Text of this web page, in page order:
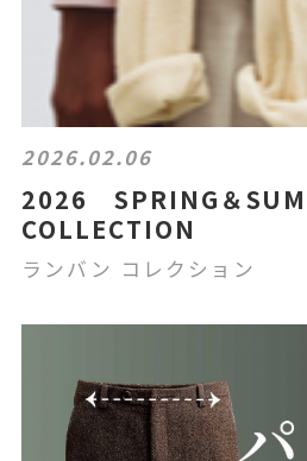
2026.02.06
2026 SPRING＆
COLLECTION
ランバン コレクション